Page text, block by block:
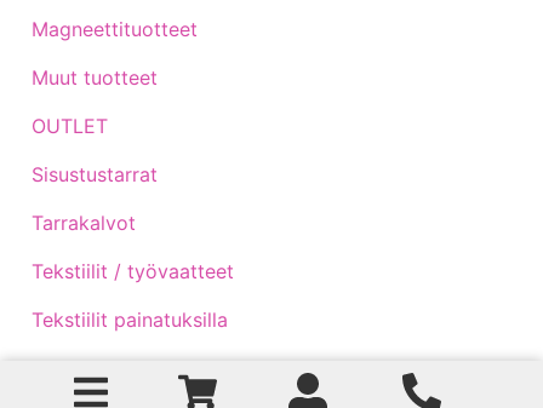
Magneettituotteet
Muut tuotteet
OUTLET
Sisustustarrat
Tarrakalvot
Tekstiilit / työvaatteet
Tekstiilit painatuksilla